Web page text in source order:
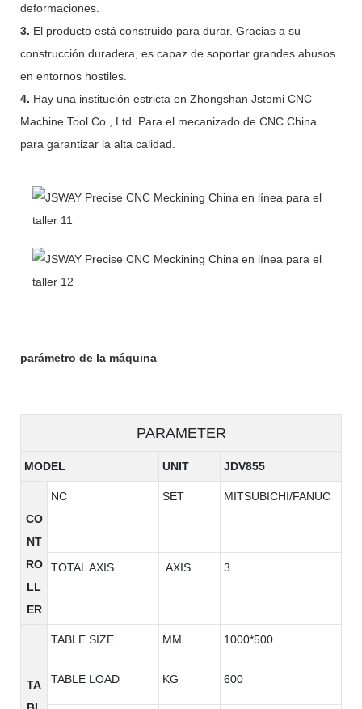
deformaciones.
3. El producto está construido para durar. Gracias a su
construcción duradera, es capaz de soportar grandes abusos
en entornos hostiles.
4. Hay una institución estricta en Zhongshan Jstomi CNC
Machine Tool Co., Ltd. Para el mecanizado de CNC China
para garantizar la alta calidad.
parámetro de la máquina
PARAMETER
MODEL UNIT JDV855
CO
NT
RO
LL
ER
NC SET MITSUBICHI/FANUC
TOTAL AXIS AXIS 3
TA
TABLE SIZE MM 1000*500
TABLE LOAD KG 600